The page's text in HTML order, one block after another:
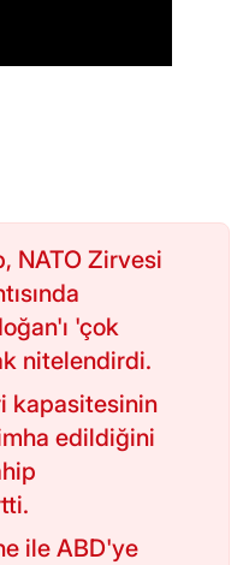
NATO Zirvesi
'çok
nitelendirdi.
kapasitesinin
edildiğini
ile ABD'ye